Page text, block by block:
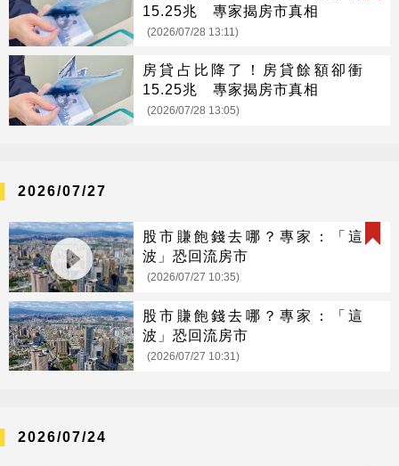
15.25兆 專家揭房市真相
(2026/07/28 13:11)
房貸占比降了！房貸餘額卻衝
15.25兆 專家揭房市真相
(2026/07/28 13:05)
2026/07/27
股市賺飽錢去哪？專家：「這
波」恐回流房市
(2026/07/27 10:35)
股市賺飽錢去哪？專家：「這
波」恐回流房市
(2026/07/27 10:31)
2026/07/24